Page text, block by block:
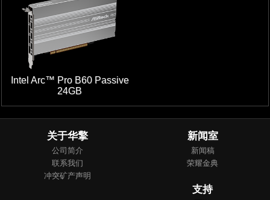
Intel Arc™ Pro B60 Passive
24GB
关于华擎
公司简介
联系我们
冲突矿产声明
新闻室
新闻稿
荣耀金典
支持